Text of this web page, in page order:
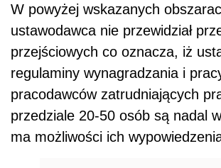
W powyżej wskazanych
ustawodawca nie przewidział
przejściowych co oznacza, iż
regulaminy wynagradzania i
pracodawców zatrudniających
przedziale 20-50 osób są nadal
ma możliwości ich